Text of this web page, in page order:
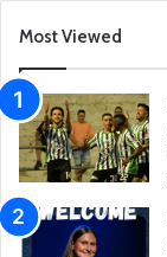
Most Viewed